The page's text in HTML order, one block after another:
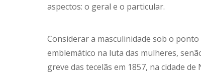
aspectos: o geral e o particular.
Considerar a masculinidade sob o
emblemático na luta das mulheres,
greve das tecelãs em 1857, na cidade